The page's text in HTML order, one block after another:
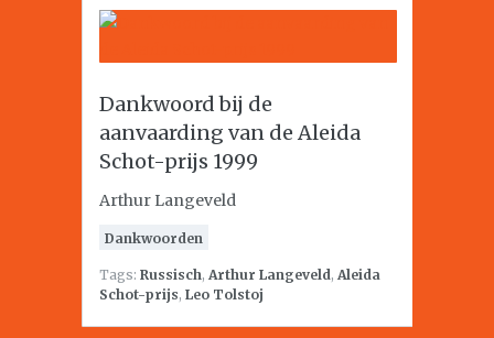
Dankwoord bij de
aanvaarding van de Aleida
Schot-prijs 1999
Arthur Langeveld
Dankwoorden
Tags: Russisch, Arthur Langeveld, Aleida
Schot-prijs, Leo Tolstoj